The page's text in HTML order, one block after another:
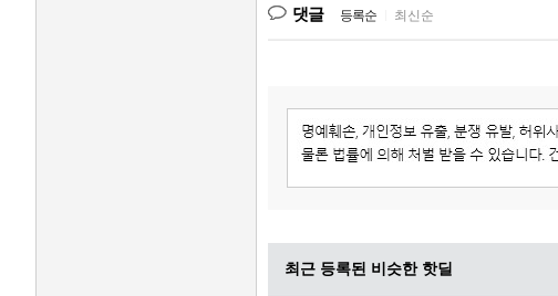
댓글 등록순 최신순
최근 등록된 비슷한 핫딜